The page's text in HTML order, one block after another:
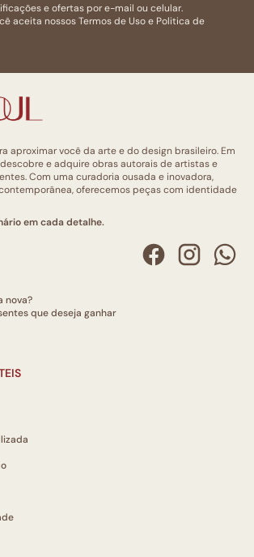
e ofertas por e-mail ou celular.
aceita nossosTermos de Usoe Politica de
aproximar você da arte e do design brasileiro. Em
e adquire obras autorais de artistas e
Com uma curadoria ousada e inovadora,
oferecemos peças com identidade
em cada detalhe.
nova?
que deseja ganhar